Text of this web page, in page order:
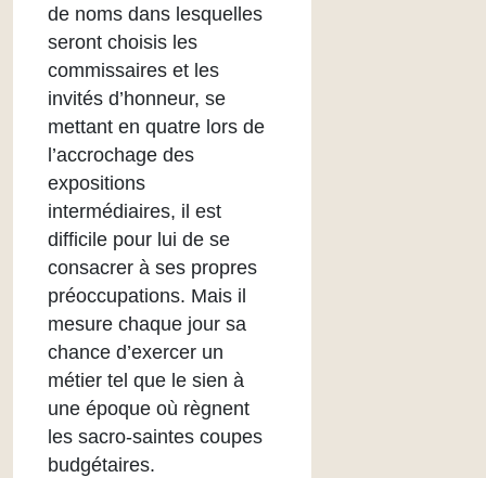
de noms dans lesquelles
seront choisis les
commissaires et les
invités d’honneur, se
mettant en quatre lors de
l’accrochage des
expositions
intermédiaires, il est
difficile pour lui de se
consacrer à ses propres
préoccupations. Mais il
mesure chaque jour sa
chance d’exercer un
métier tel que le sien à
une époque où règnent
les sacro-saintes coupes
budgétaires.